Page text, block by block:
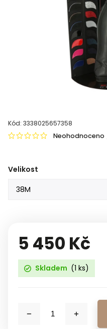
Kód: 3338025657358
Neohodnoceno
Velikost
5 450 Kč
Skladem (1 ks)